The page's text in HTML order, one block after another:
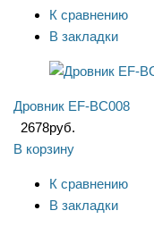
К сравнению
В закладки
Дровник EF-BC008
2678руб.
В корзину
К сравнению
В закладки